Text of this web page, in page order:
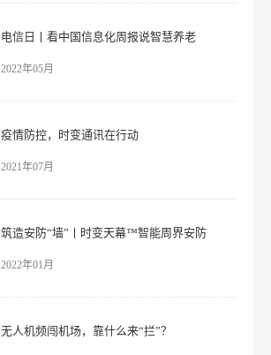
电信日丨看中国信息化周报说智慧养老
2022年05月
疫情防控，时变通讯在行动
2021年07月
筑造安防“墙”丨时变天幕™智能周界安防
2022年01月
无人机频闯机场，靠什么来“拦”？